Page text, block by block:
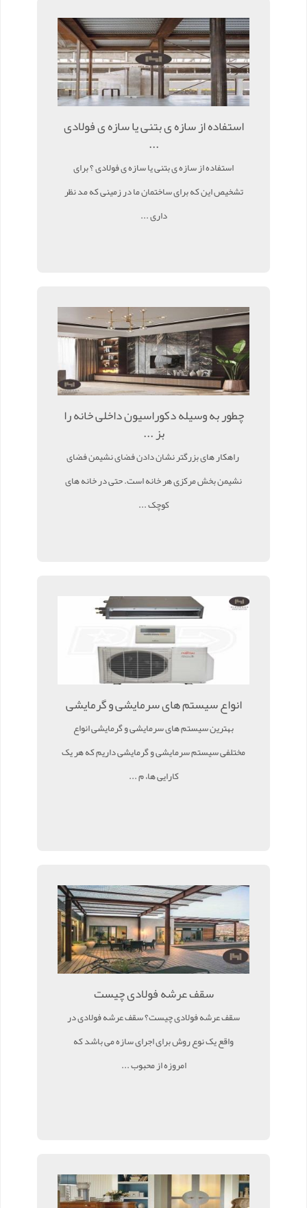
استفاده از سازه ی بتنی یا سازه ی فولادی
...
استفاده از سازه ی بتنی یا سازه ی فولادی ؟ برای
تشخیص این که برای ساختمان ما در زمینی که مد نظر
داری ...
چطور به وسیله دکوراسیون داخلی خانه را
بز ...
راهکار های بزرگتر نشان دادن فضای نشیمن فضای
نشیمن بخش مرکزی هر خانه است. حتی در خانه های
کوچک ...
انواع سیستم های سرمایشی و گرمایشی
بهترین سیستم های سرمایشی و گرمایشی انواع
مختلفی سیستم سرمایشی و گرمایشی داریم که هر یک
کارایی ها، م ...
سقف عرشه فولادی چیست
سقف عرشه فولادی چیست؟ سقف عرشه فولادی در
واقع یک نوع روش برای اجرای سازه می باشد که
امروزه از محبوب ...